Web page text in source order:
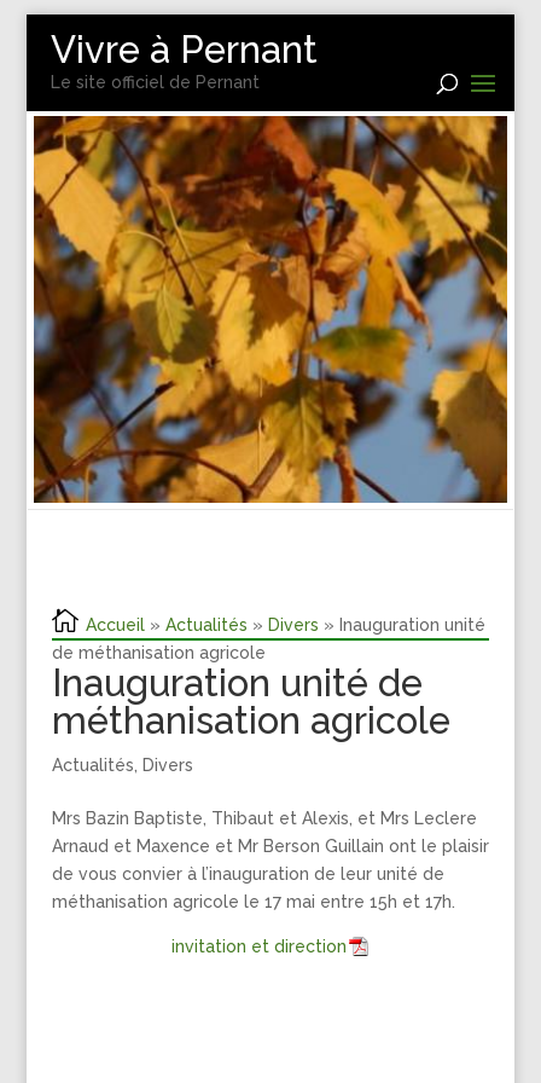
Vivre à Pernant
Le site officiel de Pernant
Accueil» Actualités » Divers » Inauguration unité
de méthanisation agricole
Inauguration unité de
méthanisation agricole
Actualités Divers
Mrs Bazin Baptiste, Thibaut et Alexis, et Mrs Leclere
Arnaud et Maxence et Mr Berson Guillain ont le plaisir
de vous convier à l’inauguration de leur unité de
méthanisation agricole le 17 mai entre 15h et 17h.
invitation et direction